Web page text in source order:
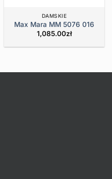
DAMSKIE
Max Mara MM 5076 016
1,085.00zł